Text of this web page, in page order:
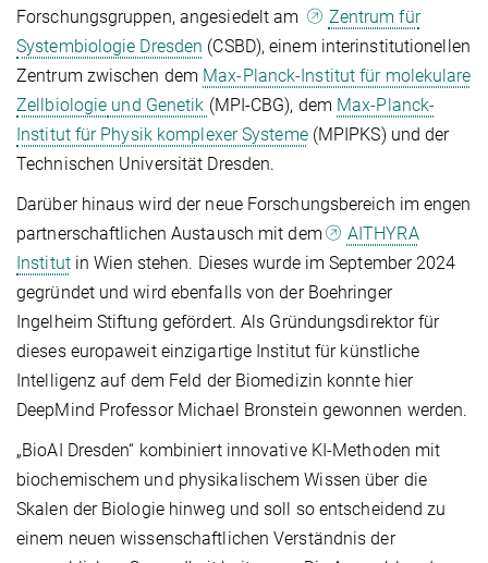
Forschungsgruppen, angesiedelt am
Zentrum für
Systembiologie Dresden (CSBD), einem interinstitutionellen
Zentrum zwischen dem Max-Planck-Institut für molekulare
Zellbiologie und Genetik (MPI-CBG), dem Max-Planck-
Institut für Physik komplexer Systeme(MPIPKS) und der
Technischen Universität Dresden.
Darüber hinaus wird der neue Forschungsbereich im engen
partnerschaftlichen Austausch mit dem
AITHYRA
Institutin Wien stehen. Dieses wurde im September 2024
gegründet und wird ebenfalls von der Boehringer
Ingelheim Stiftung gefördert. Als Gründungsdirektor für
dieses europaweit einzigartige Institut für künstliche
Intelligenz auf dem Feld der Biomedizin konnte hier
DeepMind Professor Michael Bronstein gewonnen werden.
„BioAI Dresden“ kombiniert innovative KI-Methoden mit
biochemischem und physikalischem Wissen über die
Skalen der Biologie hinweg und soll so entscheidend zu
einem neuen wissenschaftlichen Verständnis der